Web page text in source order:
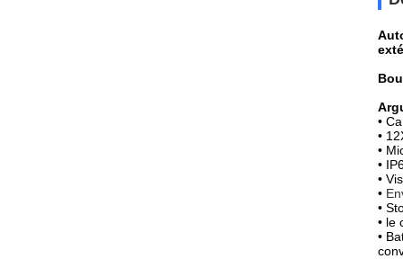
•
•
•
•
•
•
•
• le
•